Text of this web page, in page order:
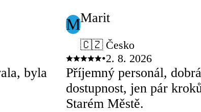
byla
MMarit
🇨🇿 Česko
•2. 8. 2026
Příjemný personál,
dostupnost, jen pár
Starém Městě.